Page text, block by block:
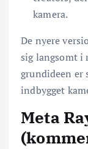
kamera.
De nyere
sig langsomt i
grundideen er
indbygget
Meta